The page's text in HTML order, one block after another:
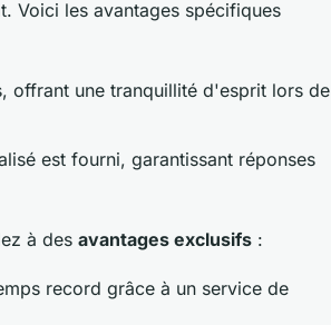
Voici les avantages spécifiques
offrant une tranquillité d'esprit lors de
est fourni, garantissant réponses
à des avantages exclusifs :
record grâce à un service de